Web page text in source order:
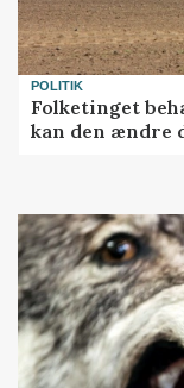
POLITIK
Folketinget
kan den ændre